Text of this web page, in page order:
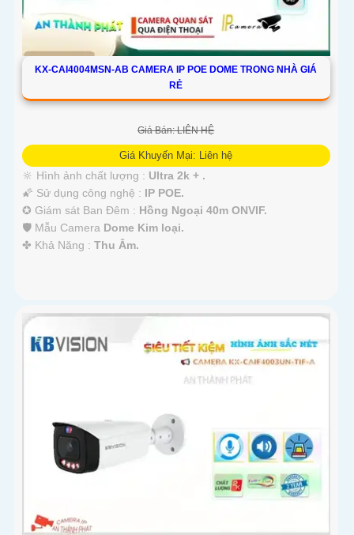
KX-CAI4004MSN-AB CAMERA IP POE DOME TRONG NHÀ GIÁ
RẺ
Giá Bán: LIÊN HỆ
Giá Khuyến Mại: Liên hệ
🔆 Hình ảnh chất lượng : Ultra 2k + .
🌠 Sử dụng công nghệ : IP POE.
✪ Giám sát Ban Đêm : Hồng Ngoại 40m ONVIF.
🛡 Mẫu Camera Dome Kim loại.
️✤ Khả Năng : Thu Âm.